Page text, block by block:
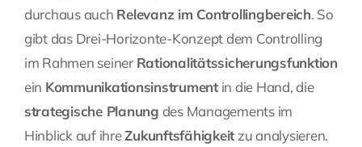
durchaus auch Relevanz im Controllingbereich. So
gibt das Drei-Horizonte-Konzept dem Controlling
im Rahmen seiner Rationalitätssicherungsfunktion
ein Kommunikationsinstrumentin die Hand, die
strategische Planung des Managements im
Hinblick auf ihreZukunftsfähigkeitzu analysieren.